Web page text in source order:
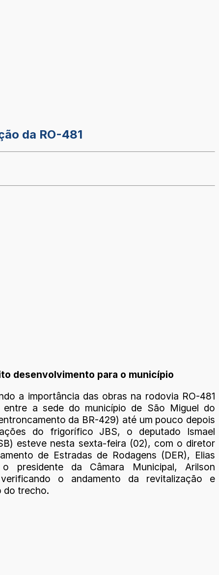
da RO-481
desenvolvimento para o município
a importância das obras na rodovia RO-481
a sede do município de São Miguel do
da BR-429) até um pouco depois
do frigorífico JBS, o deputado Ismael
esteve nesta sexta-feira (02), com o diretor
de Estradas de Rodagens (DER), Elias
o presidente da Câmara Municipal, Arilson
verificando o andamento da revitalização e
do trecho.